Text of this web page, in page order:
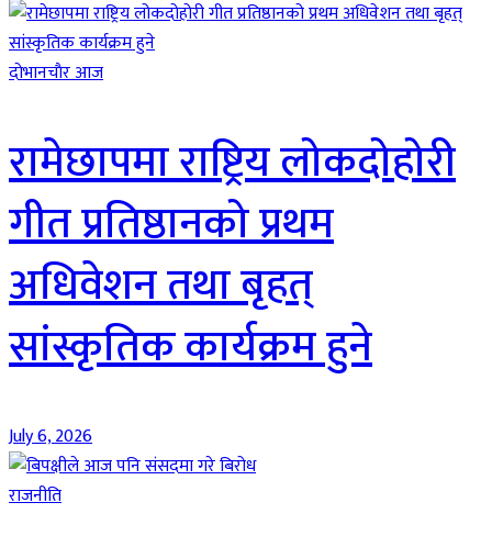
दाेभानचाैर आज
रामेछापमा राष्ट्रिय लोकदोहोरी
गीत प्रतिष्ठानको प्रथम
अधिवेशन तथा बृहत्
सांस्कृतिक कार्यक्रम हुने
July 6, 2026
राजनीति